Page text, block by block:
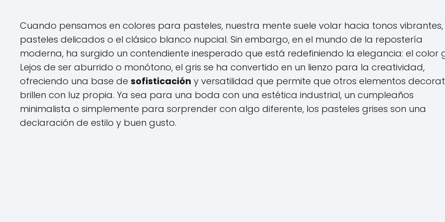
Cuando pensamos en colores para pasteles, nuestra mente suele volar hacia tonos vibrantes,
pasteles delicados o el clásico blanco nupcial. Sin embargo, en el mundo de la repostería
moderna, ha surgido un contendiente inesperado que está redefiniendo la elegancia: el color
Lejos de ser aburrido o monótono, el gris se ha convertido en un lienzo para la creatividad,
ofreciendo una base de sofisticación y versatilidad que permite que otros elementos
brillen con luz propia. Ya sea para una boda con una estética industrial, un cumpleaños
minimalista o simplemente para sorprender con algo diferente, los pasteles grises son una
declaración de estilo y buen gusto.